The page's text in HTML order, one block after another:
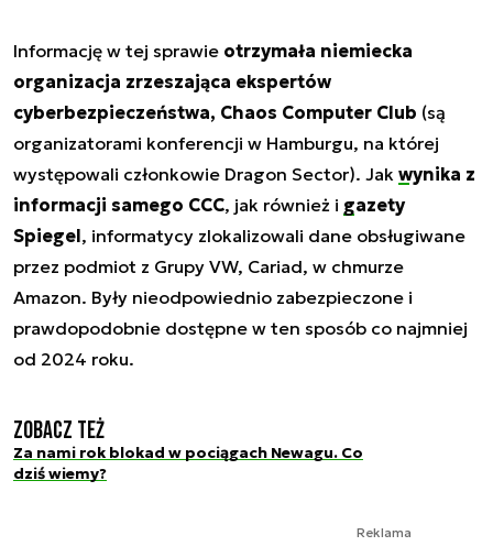
Informację w tej sprawie otrzymała niemiecka
organizacja zrzeszająca ekspertów
cyberbezpieczeństwa, Chaos Computer Club (są
organizatorami konferencji w Hamburgu, na której
występowali członkowie Dragon Sector). Jak wynika z
informacji samego CCC, jak również i gazety
Spiegel, informatycy zlokalizowali dane obsługiwane
przez podmiot z Grupy VW, Cariad, w chmurze
Amazon. Były nieodpowiednio zabezpieczone i
prawdopodobnie dostępne w ten sposób co najmniej
od 2024 roku.
Zobacz też
Za nami rok blokad w pociągach Newagu. Co
dziś wiemy?
Reklama